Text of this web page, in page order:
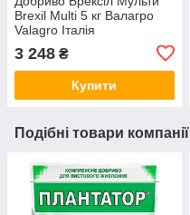
Brexil Multi 5 кг Валагро
Valagro Італія
3 248 ₴
Купити
Подібні товари компанії